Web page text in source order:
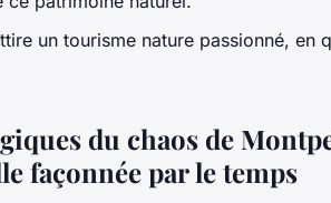
un tourisme nature passionné, en
du chaos de
façonnée par le temps